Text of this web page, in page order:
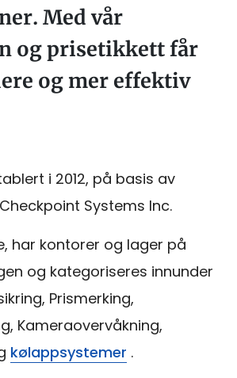
Med vår
og prisetikkett får
og mer effektiv
i 2012, på basis av
Systems Inc.
har kontorer og lager på
og kategoriseres innunder
Prismerking,
Kameraovervåkning,
kølappsystemer .